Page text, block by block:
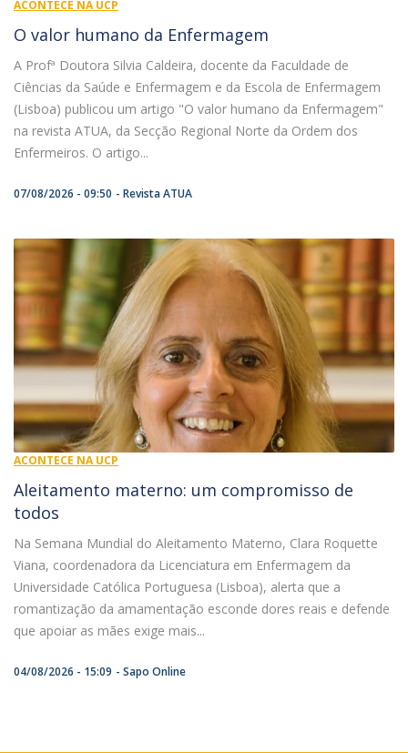
ACONTECE NA UCP
O valor humano da Enfermagem
A Profª Doutora Silvia Caldeira, docente da Faculdade de
Ciências da Saúde e Enfermagem e da Escola de Enfermagem
(Lisboa) publicou um artigo "O valor humano da Enfermagem"
na revista ATUA, da Secção Regional Norte da Ordem dos
Enfermeiros. O artigo...
07/08/2026 - 09:50 Revista ATUA
ACONTECE NA UCP
​Aleitamento materno: um compromisso de
todos
Na Semana Mundial do Aleitamento Materno, Clara Roquette
Viana, coordenadora da Licenciatura em Enfermagem da
Universidade Católica Portuguesa (Lisboa), alerta que a
romantização da amamentação esconde dores reais e defende
que apoiar as mães exige mais...
04/08/2026 - 15:09 Sapo Online